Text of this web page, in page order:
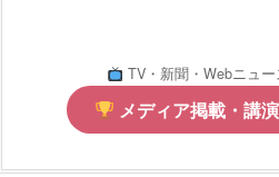
TV・新聞・Webニュー
メディア掲載・講